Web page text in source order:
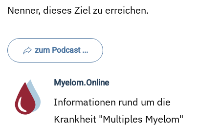
Nenner, dieses Ziel zu erreichen.
zum Podcast ...
Myelom.Online
Informationen rund um die
Krankheit "Multiples Myelom"